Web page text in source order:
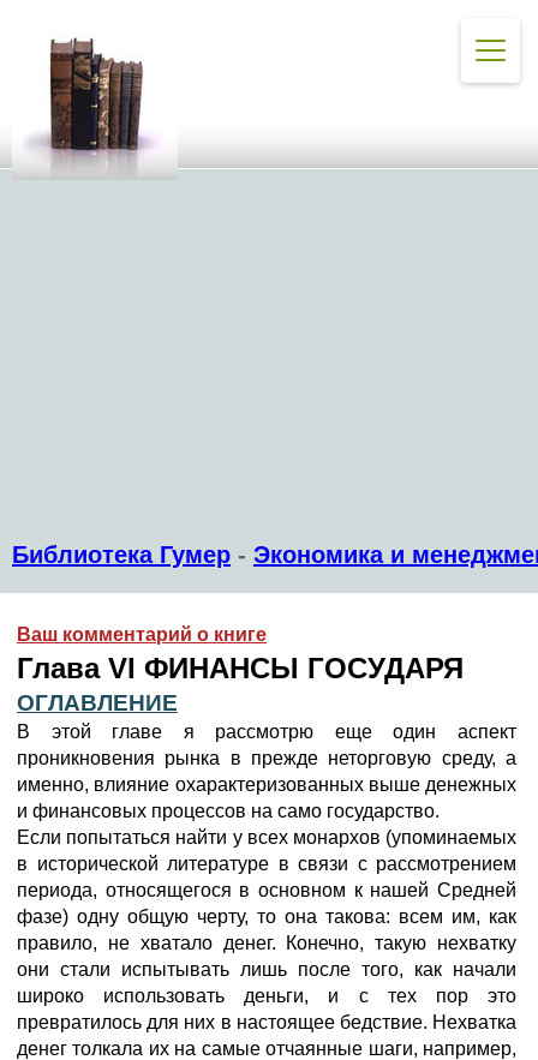
Библиотека Гумер - Экономика и
Ваш комментарий о книге
Глава VI ФИНАНСЫ ГОСУДАРЯ
ОГЛАВЛЕНИЕ
В этой главе я рассмотрю еще один аспект
проникновения рынка в прежде неторговую среду, а
именно, влияние охарактеризованных выше денежных
и финансовых процессов на само государство.
Если попытаться найти у всех монархов (упоминаемых
в исторической литературе в связи с рассмотрением
периода, относящегося в основном к нашей Средней
фазе) одну общую черту, то она такова: всем им, как
правило, не хватало денег. Конечно, такую нехватку
они стали испытывать лишь после того, как начали
широко использовать деньги, и с тех пор это
превратилось для них в настоящее бедствие. Нехватка
денег толкала их на самые отчаянные шаги, например,